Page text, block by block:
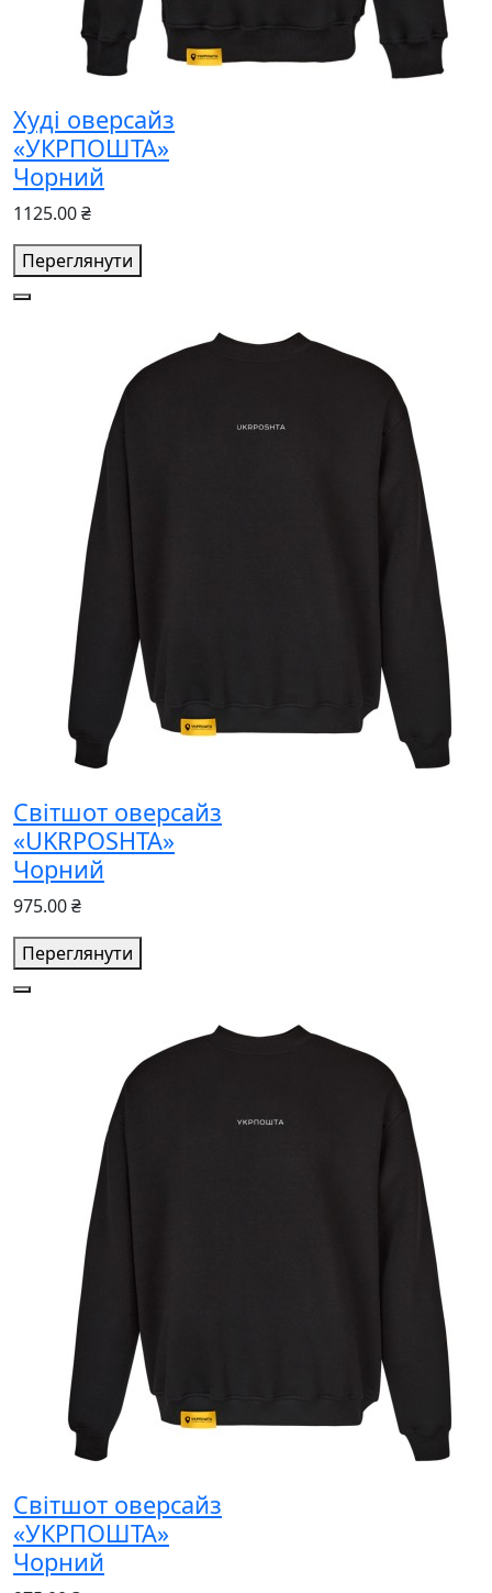
Худі оверсайз
«УКРПОШТА»
Чорний
1125.00 ₴
Переглянути
Світшот оверсайз
«UKRPOSHTA»
Чорний
975.00 ₴
Переглянути
Світшот оверсайз
«УКРПОШТА»
Чорний